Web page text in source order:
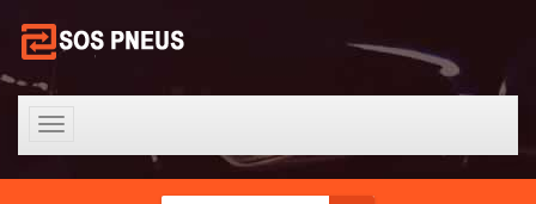
Toggle
navigation